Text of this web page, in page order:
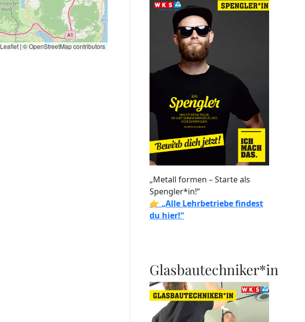
Leaflet | ©OpenStreetMapcontributors
„Metall formen – Starte als
Spengler*in!“
👉 „Alle Lehrbetriebe findest
du hier!“
Glasbautechniker*in